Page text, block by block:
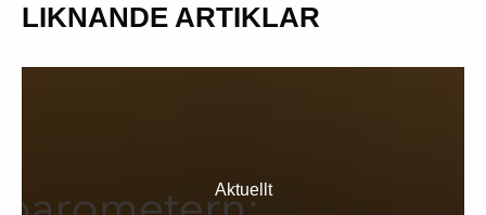
LIKNANDE ARTIKLAR
Aktuellt